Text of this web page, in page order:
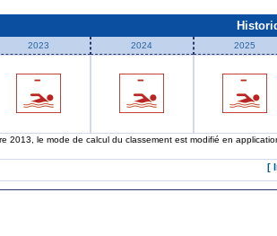
2023 2024 2025
2013, le mode de calcul du classement est modifié en
[